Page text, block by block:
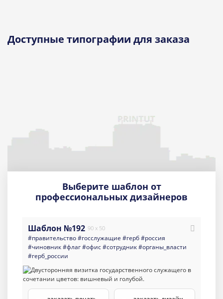
Доступные типографии для заказа
Выберите шаблон от
профессиональных дизайнеров
Шаблон №192 90 x 50
#правительство#госслужащие #герб#россия
#чиновник#флаг#офис#сотрудник#органы_власти
#герб_россии